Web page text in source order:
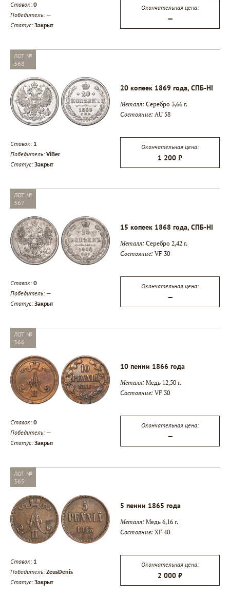
▾
Ставок:0
Победитель: —
Статус:Закрыт
Окончательная цена:
—
ЛОТ №
368
20 копеек 1869 года, СПБ-НI
Металл: Серебро 3,66 г.
Состояние: AU 58
Ставок: 1
Победитель: ViBer
Статус:Закрыт
Окончательная цена:
1 200 ₽
ЛОТ №
367
15 копеек 1868 года, СПБ-НI
Металл: Серебро 2,42 г.
Состояние: VF 30
Ставок:0
Победитель: —
Статус:Закрыт
Окончательная цена:
—
ЛОТ №
366
10 пенни 1866 года
Металл: Медь 12,50 г.
Состояние: VF 30
Ставок:0
Победитель: —
Статус:Закрыт
Окончательная цена:
—
ЛОТ №
365
5 пенни 1865 года
Металл: Медь 6,16 г.
Состояние: XF 40
Ставок: 1
Победитель: ZeusDenis
Статус:Закрыт
Окончательная цена:
2 000 ₽